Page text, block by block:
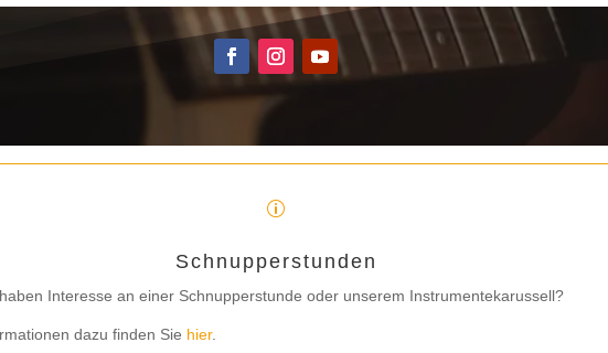
p
Schnupperstunden
Interesse an einer Schnupperstunde oder unserem Instrumentekarussell?
dazu finden Sie hier.